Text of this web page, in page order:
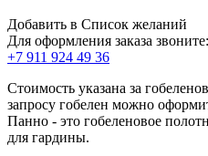
Добавить в Список желаний
Для оформления заказа звоните:
+7 911 924 49 36
Стоимость указана за
запросу гобелен можно
Панно - это гобеленовое
для гардины.